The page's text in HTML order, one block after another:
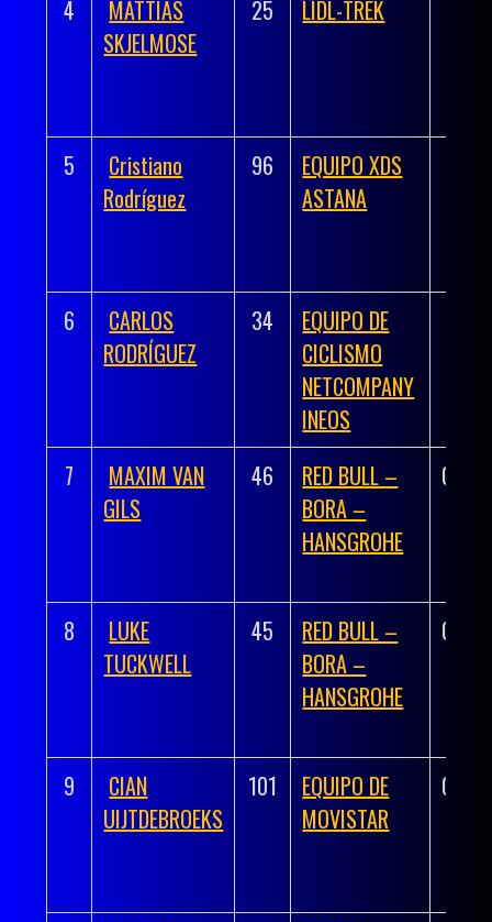
4
MATTIAS
SKJELMOSE
25 LIDL-TREK
5
Cristiano
Rodríguez
96
EQUIPO XDS
ASTANA
6
CARLOS
RODRÍGUEZ
34
EQUIPO DE
CICLISMO
NETCOMPANY
INEOS
7
MAXIM VAN
GILS
46
RED BULL –
BORA –
HANSGROHE
8
LUKE
TUCKWELL
45
RED BULL –
BORA –
HANSGROHE
9
CIAN
UIJTDEBROEKS
101
EQUIPO DE
MOVISTAR